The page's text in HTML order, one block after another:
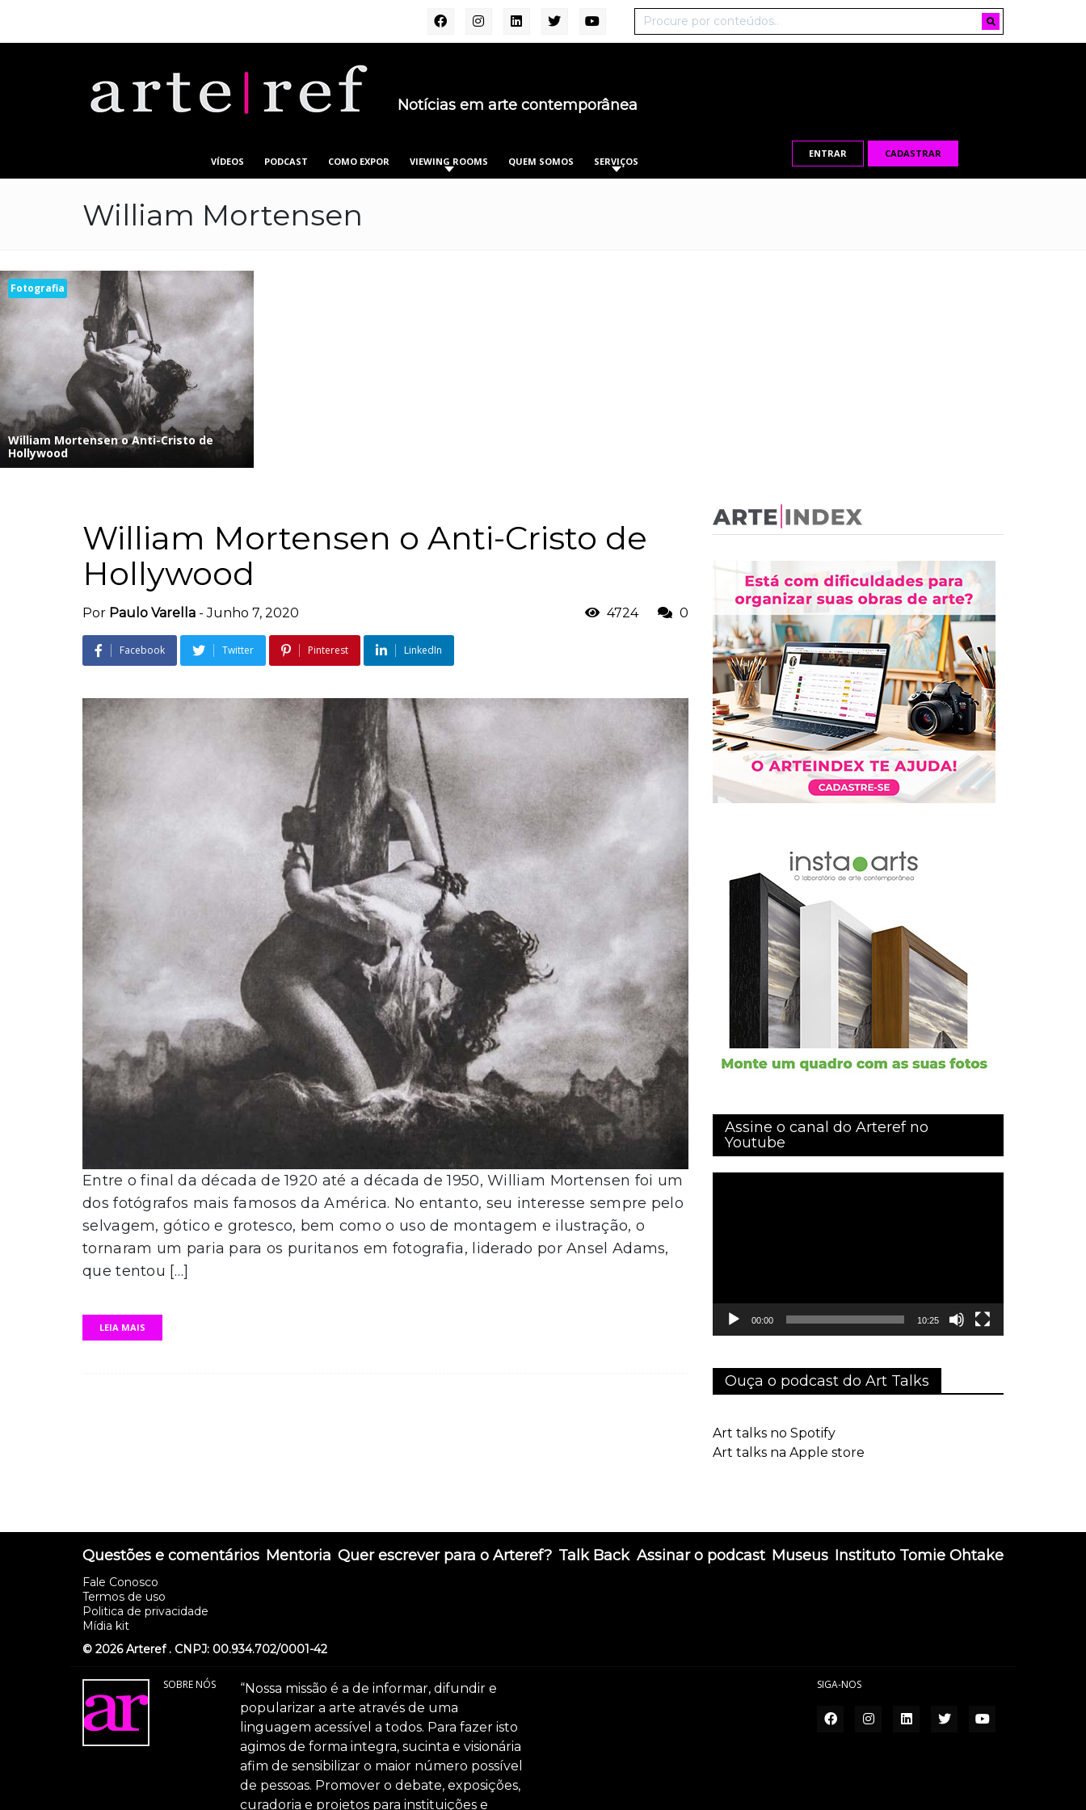
Notícias em arte contemporânea
VÍDEOS PODCAST COMO EXPOR VIEWING ROOMS QUEM SOMOS SERVIÇOS
ENTRAR CADASTRAR
William Mortensen
Fotografia
William Mortensen o Anti-Cristo de
Hollywood
William Mortensen o Anti-Cristo de
Hollywood
Por Paulo Varella -Junho 7, 2020 4724 0
Facebook Twitter Pinterest LinkedIn
Entre o final da década de 1920 até a década de 1950, William Mortensen foi um
dos fotógrafos mais famosos da América. No entanto, seu interesse sempre pelo
selvagem, gótico e grotesco, bem como o uso de montagem e ilustração, o
tornaram um paria para os puritanos em fotografia, liderado por Ansel Adams,
que tentou […]
LEIA MAIS
Assine o canal do Arteref no
Youtube
00:00 10:25
Ouça o podcast do Art Talks
Art talks no Spotify
Art talks na Apple store
Questões e comentários
Fale Conosco
Termos de uso
Politica de privacidade
Mídia kit
Mentoria Quer escrever para o Arteref? Talk Back Assinar o podcast Museus Instituto Tomie Ohtake
© 2026 Arteref . CNPJ: 00.934.702/0001-42
SOBRE NÓS
“Nossa missão é a de informar, difundir e
popularizar a arte através de uma
linguagem acessível a todos. Para fazer isto
agimos de forma integra, sucinta e visionária
afim de sensibilizar o maior número possível
de pessoas. Promover o debate, exposições,
curadoria e projetos para instituições e
SIGA-NOS